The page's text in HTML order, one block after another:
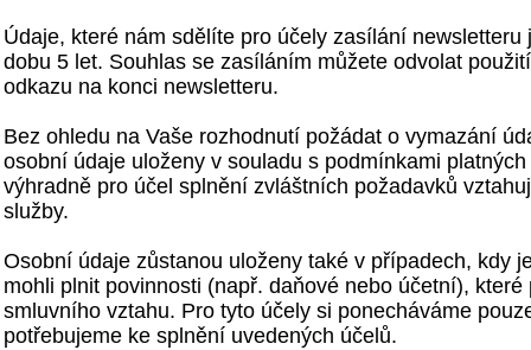
Údaje, které nám sdělíte pro účely zasílání newsletteru
dobu 5 let. Souhlas se zasíláním můžete odvolat
odkazu na konci newsletteru.
Bez ohledu na Vaše rozhodnutí požádat o vymazání
osobní údaje uloženy v souladu s podmínkami
výhradně pro účel splnění zvláštních požadavků
služby.
Osobní údaje zůstanou uloženy také v případech, kdy
mohli plnit povinnosti (např. daňové nebo účetní),
smluvního vztahu. Pro tyto účely si ponecháváme
potřebujeme ke splnění uvedených účelů.